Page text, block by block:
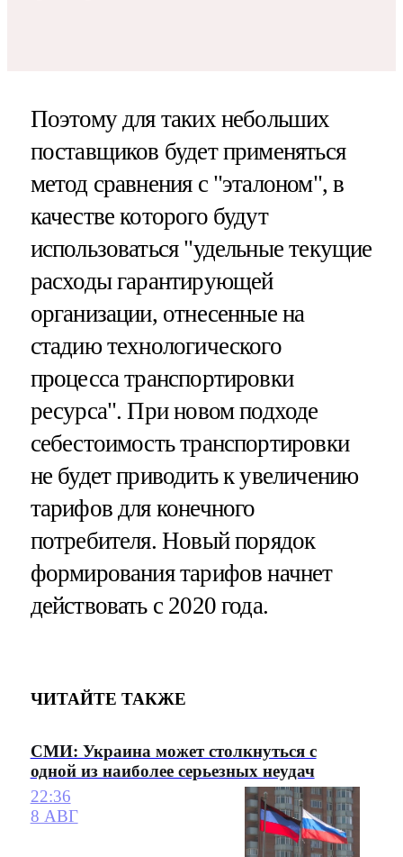
Поэтому для таких небольших
поставщиков будет применяться
метод сравнения с "эталоном", в
качестве которого будут
использоваться "удельные текущие
расходы гарантирующей
организации, отнесенные на
стадию технологического
процесса транспортировки
ресурса". При новом подходе
себестоимость транспортировки
не будет приводить к увеличению
тарифов для конечного
потребителя. Новый порядок
формирования тарифов начнет
действовать с 2020 года.
ЧИТАЙТЕ ТАКЖЕ
СМИ: Украина может столкнуться с
одной из наиболее серьезных неудач
22:36
8 АВГ